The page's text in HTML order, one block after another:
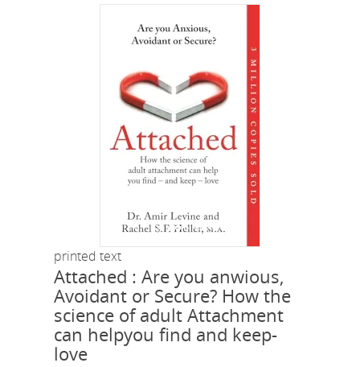
printed text
Attached : Are you anwious,
Avoidant or Secure? How the
science of adult Attachment
can helpyou find and keep-
love